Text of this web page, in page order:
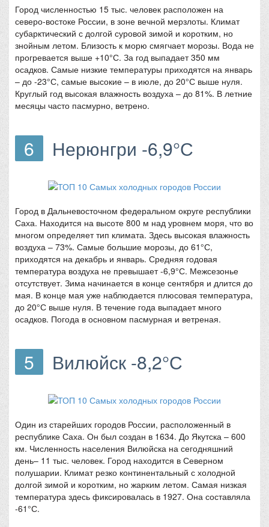
Город численностью 15 тыс. человек расположен на
северо-востоке России, в зоне вечной мерзлоты. Климат
субарктический с долгой суровой зимой и коротким, но
знойным летом. Близость к морю смягчает морозы. Вода не
прогревается выше +10°С. За год выпадает 350 мм
осадков. Самые низкие температуры приходятся на январь
– до -23°С, самые высокие – в июле, до 20°С выше нуля.
Круглый год высокая влажность воздуха – до 81%. В летние
месяцы часто пасмурно, ветрено.
6 Нерюнгри -6,9°С
Город в Дальневосточном федеральном округе республики
Саха. Находится на высоте 800 м над уровнем моря, что во
многом определяет тип климата. Здесь высокая влажность
воздуха – 73%. Самые большие морозы, до 61°С,
приходятся на декабрь и январь. Средняя годовая
температура воздуха не превышает -6,9°С. Межсезонье
отсутствует. Зима начинается в конце сентября и длится до
мая. В конце мая уже наблюдается плюсовая температура,
до 20°С выше нуля. В течение года выпадает много
осадков. Погода в основном пасмурная и ветреная.
5 Вилюйск -8,2°С
Один из старейших городов России, расположенный в
республике Саха. Он был создан в 1634. До Якутска – 600
км. Численность населения Вилюйска на сегодняшний
день– 11 тыс. человек. Город находится в Северном
полушарии. Климат резко континентальный с холодной
долгой зимой и коротким, но жарким летом. Самая низкая
температура здесь фиксировалась в 1927. Она составляла
-61°С.